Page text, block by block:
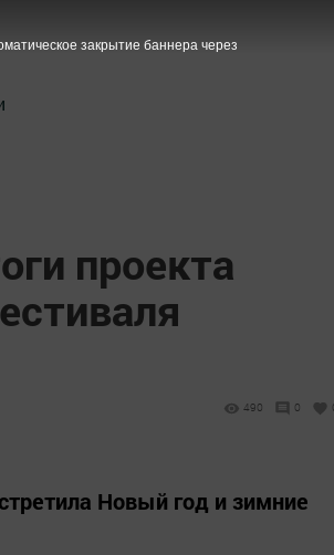
проекта
490 0
Новый год и зимние
закрытие баннера через